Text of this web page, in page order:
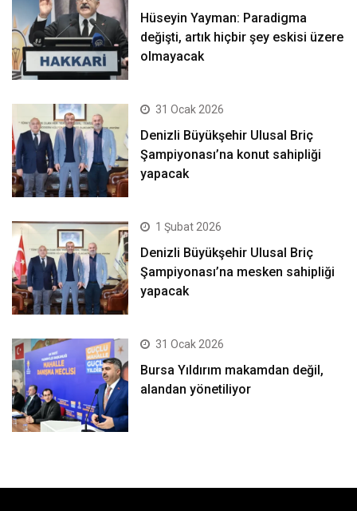
Hüseyin Yayman: Paradigma
değişti, artık hiçbir şey eskisi üzere
olmayacak
31 Ocak 2026
Denizli Büyükşehir Ulusal Briç
Şampiyonası’na konut sahipliği
yapacak
1 Şubat 2026
Denizli Büyükşehir Ulusal Briç
Şampiyonası’na mesken sahipliği
yapacak
31 Ocak 2026
Bursa Yıldırım makamdan değil,
alandan yönetiliyor